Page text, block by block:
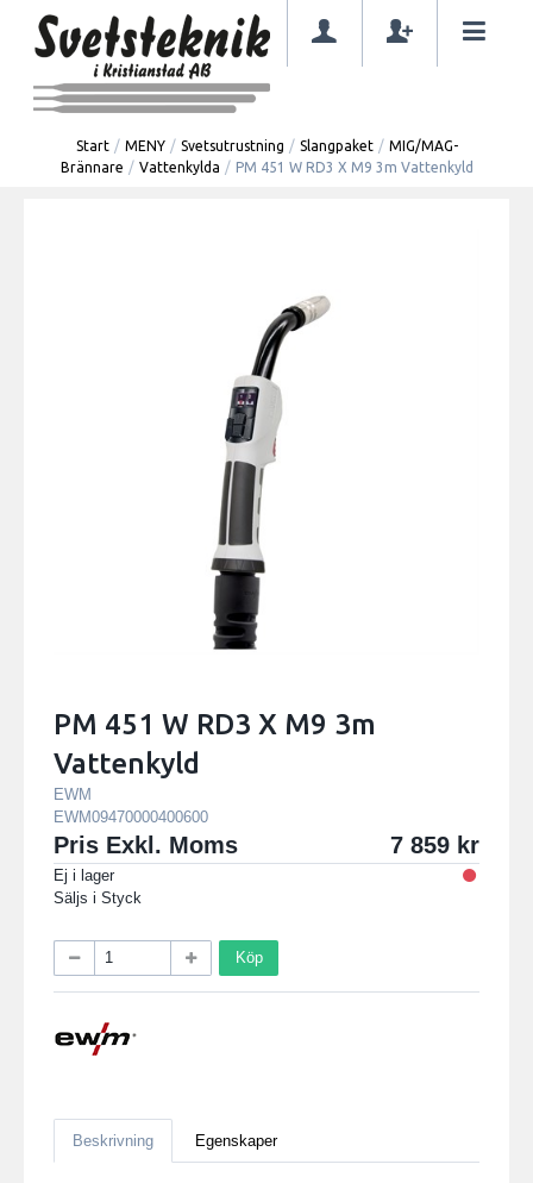
Start / MENY / Svetsutrustning / Slangpaket / MIG/MAG-
Brännare / Vattenkylda / PM 451 W RD3 X M9 3m Vattenkyld
PM 451 W RD3 X M9 3m
Vattenkyld
EWM
EWM09470000400600
Pris Exkl. Moms 7 859
Ej i lager
Säljs i Styck
Köp
Beskrivning Egenskaper